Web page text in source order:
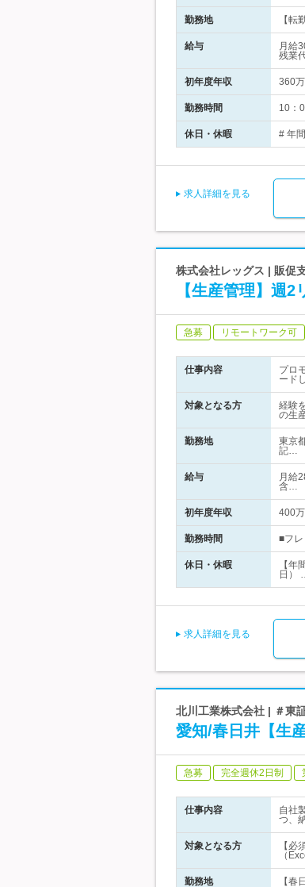
勤務地 【
給与
月給
残業
初年度年収 360
勤務時間 10：
休日・休暇 # 年
求人詳細を見る
株式会社レッグス | 販促
【生産管理】週
急募 リモートワーク可
仕事内容
プロ
ード
対象となる方
経験
の生
勤務地
東京
記…
給与
月給
含…
初年度年収 400
勤務時間 ■フ
休日・休暇
【
日）
求人詳細を見る
北川工業株式会社 | ＃東
愛知/春日井【生
急募 完全週休2日制
仕事内容
自社
つ、
対象となる方
【
（
勤務地 【